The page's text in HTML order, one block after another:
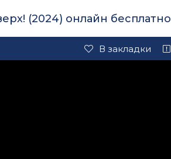
(2024) онлайн бесплатно
В закладки